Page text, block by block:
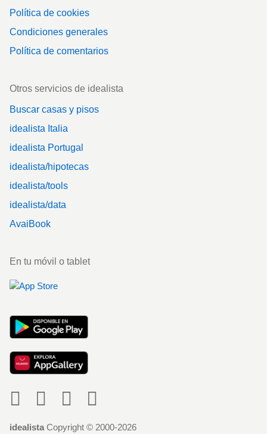
Política de cookies
Condiciones generales
Política de comentarios
Otros servicios de idealista
Buscar casas y pisos
idealista Italia
idealista Portugal
idealista/hipotecas
idealista/tools
idealista/data
AvaiBook
En tu móvil o tablet
idealista Copyright © 2000-2026